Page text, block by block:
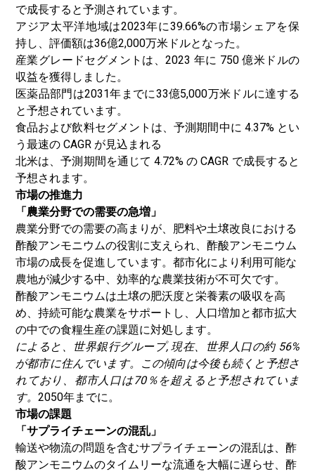
で成長すると予測されています。
アジア太平洋地域は2023年に39.66%の市場シェアを保
持し、評価額は36億2,000万米ドルとなった。
産業グレードセグメントは、2023 年に 750 億米ドルの
収益を獲得しました。
医薬品部門は2031年までに33億5,000万米ドルに達する
と予想されています。
食品および飲料セグメントは、予測期間中に 4.37% とい
う最速の CAGR が見込まれる
北米は、予測期間を通じて 4.72% の CAGR で成長すると
予想されます。
市場の推進力
「農業分野での需要の急増」
農業分野での需要の高まりが、肥料や土壌改良における
酢酸アンモニウムの役割に支えられ、酢酸アンモニウム
市場の成長を促進しています。都市化により利用可能な
農地が減少する中、効率的な農業技術が不可欠です。
酢酸アンモニウムは土壌の肥沃度と栄養素の吸収を高
め、持続可能な農業をサポートし、人口増加と都市拡大
の中での食糧生産の課題に対処します。
によると、 世界銀行グループ, 現在、世界人口の約 56%
が都市に住んでいます。この傾向は今後も続くと予想さ
れており、都市人口は70％を超えると予想されていま
す。 2050年までに。
市場の課題
「サプライチェーンの混乱」
輸送や物流の問題を含むサプライチェーンの混乱は、酢
酸アンモニウムのタイムリーな流通を大幅に遅らせ、酢